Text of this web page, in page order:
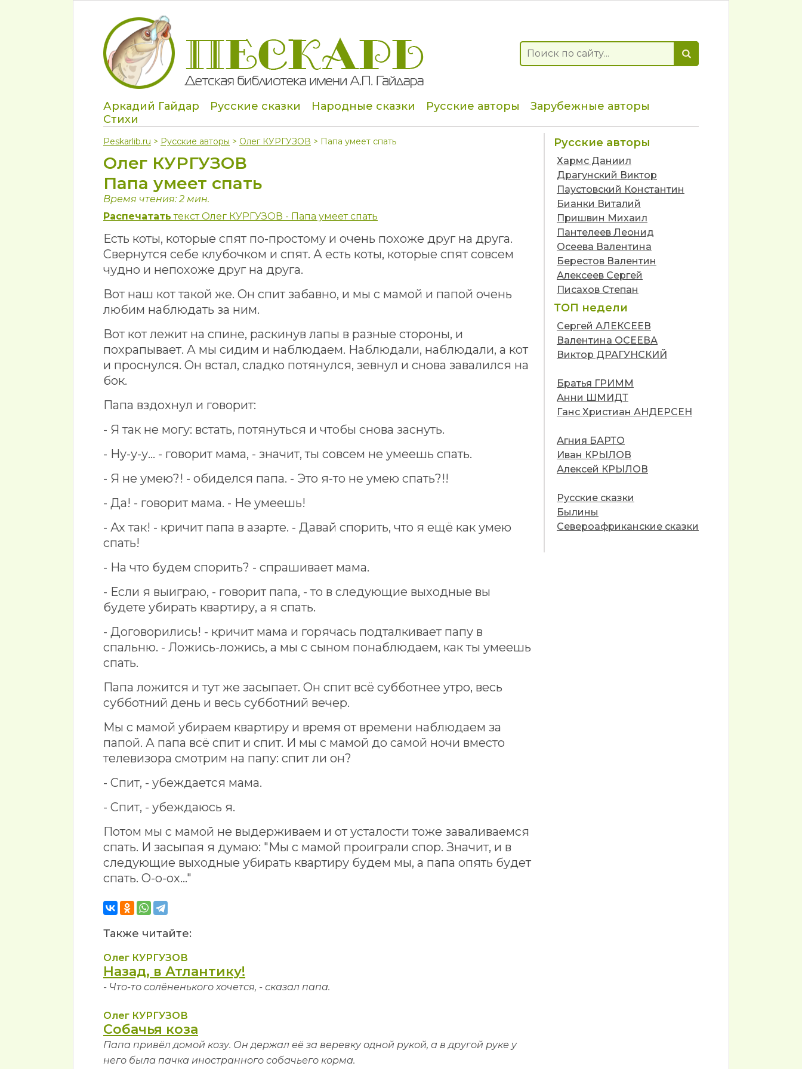
Аркадий Гайдар Русские сказки Народные сказки Русские авторы
Зарубежные авторы
Стихи
Peskarlib.ru > Русские авторы > Олег КУРГУЗОВ > Папа умеет спать
Олег КУРГУЗОВ
Папа умеет спать
Время чтения: 2 мин.
Распечатать текст Олег КУРГУЗОВ - Папа умеет спать
Есть коты, которые спят по-простому и очень похоже друг на друга.
Свернутся себе клубочком и спят. А есть коты, которые спят совсем
чудно и непохоже друг на друга.
Вот наш кот такой же. Он спит забавно, и мы с мамой и папой очень
любим наблюдать за ним.
Вот кот лежит на спине, раскинув лапы в разные стороны, и
похрапывает. А мы сидим и наблюдаем. Наблюдали, наблюдали, а кот
и проснулся. Он встал, сладко потянулся, зевнул и снова завалился на
бок.
Папа вздохнул и говорит:
- Я так не могу: встать, потянуться и чтобы снова заснуть.
- Ну-у-у... - говорит мама, - значит, ты совсем не умеешь спать.
- Я не умею?! - обиделся папа. - Это я-то не умею спать?!!
- Да! - говорит мама. - Не умеешь!
- Ах так! - кричит папа в азарте. - Давай спорить, что я ещё как умею
спать!
- На что будем спорить? - спрашивает мама.
- Если я выиграю, - говорит папа, - то в следующие выходные вы
будете убирать квартиру, а я спать.
- Договорились! - кричит мама и горячась подталкивает папу в
спальню. - Ложись-ложись, а мы с сыном понаблюдаем, как ты умеешь
спать.
Папа ложится и тут же засыпает. Он спит всё субботнее утро, весь
субботний день и весь субботний вечер.
Мы с мамой убираем квартиру и время от времени наблюдаем за
папой. А папа всё спит и спит. И мы с мамой до самой ночи вместо
телевизора смотрим на папу: спит ли он?
- Спит, - убеждается мама.
- Спит, - убеждаюсь я.
Потом мы с мамой не выдерживаем и от усталости тоже заваливаемся
спать. И засыпая я думаю: "Мы с мамой проиграли спор. Значит, и в
следующие выходные убирать квартиру будем мы, а папа опять будет
спать. О-о-ох..."
Также читайте:
Олег КУРГУЗОВ
Назад, в Атлантику!
- Что-то солёненького хочется, - сказал папа.
Олег КУРГУЗОВ
Собачья коза
Папа привёл домой козу. Он держал её за веревку одной рукой, а в другой руке у
него была пачка иностранного собачьего корма.
Русские авторы
Хармс Даниил
Драгунский Виктор
Паустовский Константин
Бианки Виталий
Пришвин Михаил
Пантелеев Леонид
Осеева Валентина
Берестов Валентин
Алексеев Сергей
Писахов Степан
ТОП недели
Сергей АЛЕКСЕЕВ
Валентина ОСЕЕВА
Виктор ДРАГУНСКИЙ
Братья ГРИММ
Анни ШМИДТ
Ганс Христиан АНДЕРСЕН
Агния БАРТО
Иван КРЫЛОВ
Алексей КРЫЛОВ
Русские сказки
Былины
Североафриканские сказки